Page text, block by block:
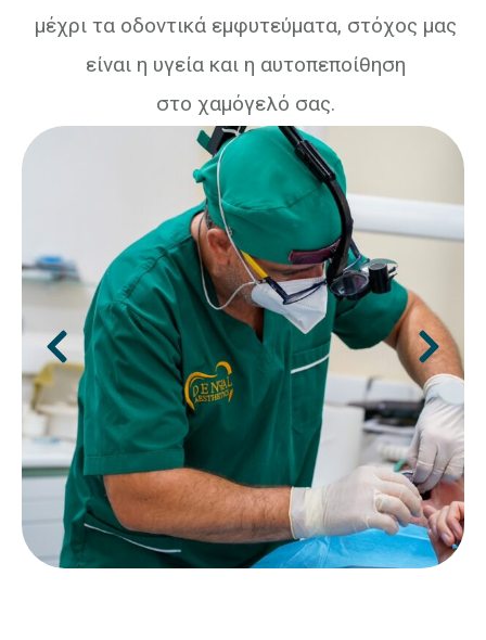
μέχρι τα οδοντικά εμφυτεύματα, στόχος μας
είναι η υγεία και η αυτοπεποίθηση
στο χαμόγελό σας.